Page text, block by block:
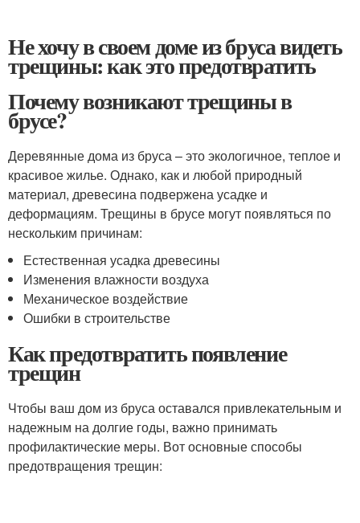
Не хочу в своем доме из бруса видеть
трещины: как это предотвратить
Почему возникают трещины в
брусе?
Деревянные дома из бруса – это экологичное, теплое и
красивое жилье. Однако, как и любой природный
материал, древесина подвержена усадке и
деформациям. Трещины в брусе могут появляться по
нескольким причинам:
Естественная усадка древесины
Изменения влажности воздуха
Механическое воздействие
Ошибки в строительстве
Как предотвратить появление
трещин
Чтобы ваш дом из бруса оставался привлекательным и
надежным на долгие годы, важно принимать
профилактические меры. Вот основные способы
предотвращения трещин: